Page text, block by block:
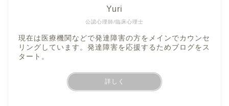
公認心理師/臨床心理士
Yuri
現在は医療機関などで発達障害の方をメインでカウンセ
リングしています。発達障害を応援するためブログをス
タート。
詳しく